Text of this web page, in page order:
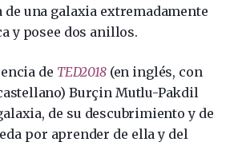
de una galaxia extremadamente
y posee dos anillos.
de TED2018(en inglés, con
Burçin Mutlu-Pakdil
de su descubrimiento y de
por aprender de ella y del